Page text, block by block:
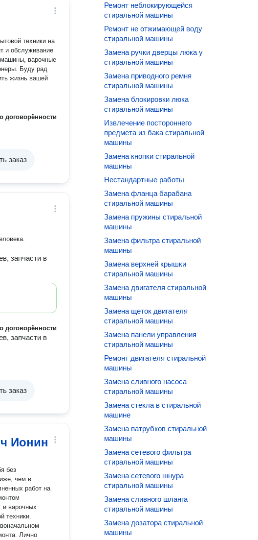
техники на
и обслуживание
машины, варочные
Буду рад
жизнь вашей
договорённости
заказ
запчасти в
договорённости
запчасти в
заказ
Ионин
без
чем в
работ на
и варочных
техники.
Лично
Ремонт неблокирующейся
стиральной машины
Ремонт не отжимающей воду
стиральной машины
Замена ручки дверцы люка у
стиральной машины
Замена приводного ремня
стиральной машины
Замена блокировки люка
стиральной машины
Извлечение постороннего
предмета из бака стиральной
машины
Замена кнопки стиральной
машины
Нестандартные работы
Замена фланца барабана
стиральной машины
Замена пружины стиральной
машины
Замена фильтра стиральной
машины
Замена верхней крышки
стиральной машины
Замена двигателя стиральной
машины
Замена щеток двигателя
стиральной машины
Замена панели управления
стиральной машины
Ремонт двигателя стиральной
машины
Замена сливного насоса
стиральной машины
Замена стекла в стиральной
машине
Замена патрубков стиральной
машины
Замена сетевого фильтра
стиральной машины
Замена сетевого шнура
стиральной машины
Замена сливного шланга
стиральной машины
Замена дозатора стиральной
машины